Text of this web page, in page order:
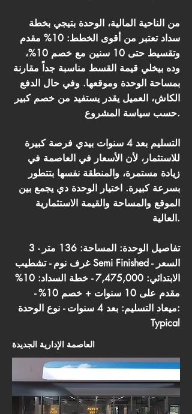
من الناحية المالية، الوحدة بتيجي بخطة
سداد تعتبر من أقوى الخطط: 10% مقدم
وتقسيط حتى 10 سنين مع خصم 10%،
وده بيخلي قيمة القسط مناسبة جداً مقارنة
بمساحة الوحدة وموقعها. وفي حال الدفع
الكاش، العميل يقدر يستفيد من خصم كبير
حسب سياسة المشروع.
التسليم بعد 4 سنوات بيدي فرصة كبيرة
للاستثمار، لأن الأسعار في العاصمة في
زيادة مستمرة، والمنطقة نفسها بتتطور
بسرعة كبيرة. اختيار الوحدة دي يجمع بين
الموقع والمساحة والقيمة الاستثمارية
العالية.
تفاصيل الوحدة: المساحة: 136 متر - 3
غرف نوم - تشطيب Semi Finished - السعر
الابتدائي: 7,475,000 - خطة السداد: 10%
مقدم على 10 سنوات + خصم 10% -
ميعاد التسليم: بعد 4 سنوات - نوع الوحدة:
Typical
العاصمة الإدارية الجديدة